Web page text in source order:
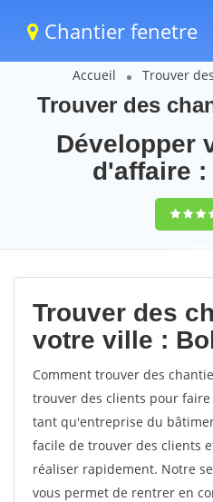
Chantier fenetre
Accueil Trouver
Trouver des
Développer
d'affaire
9,5
votes
Trouver des
votre ville :
Comment trouver des
trouver des clients pour faire
tant qu'entreprise du
facile de trouver des clients
réaliser rapidement. Notre
vous permet de rentrer en